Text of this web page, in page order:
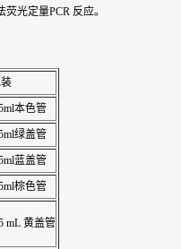
光定量PCR 反应。
本色管
绿盖管
蓝盖管
棕色管
mL 黄盖管